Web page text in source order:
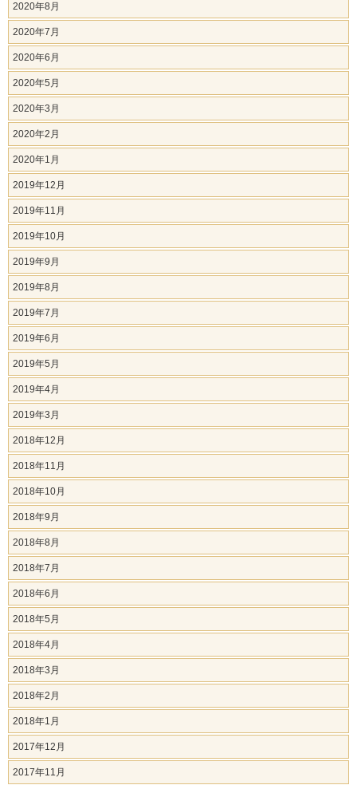
2020年8月
2020年7月
2020年6月
2020年5月
2020年3月
2020年2月
2020年1月
2019年12月
2019年11月
2019年10月
2019年9月
2019年8月
2019年7月
2019年6月
2019年5月
2019年4月
2019年3月
2018年12月
2018年11月
2018年10月
2018年9月
2018年8月
2018年7月
2018年6月
2018年5月
2018年4月
2018年3月
2018年2月
2018年1月
2017年12月
2017年11月